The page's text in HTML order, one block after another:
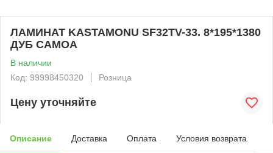
ЛАМИНАТ KASTAMONU SF32TV-33. 8*195*1380
ДУБ САМОА
В наличии
Код: 99998450320
Розница
Цену уточняйте
Описание Доставка Оплата Условия возврата